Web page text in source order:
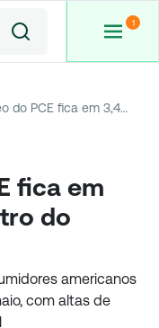
EUA: Núcleo do PCE fica em 3,4% em maio, dentro do esperado
fica em
do
americanos
com altas de